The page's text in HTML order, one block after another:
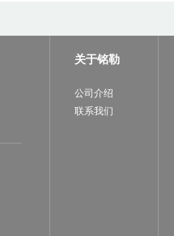
关于铭勒
公司介绍
联系我们